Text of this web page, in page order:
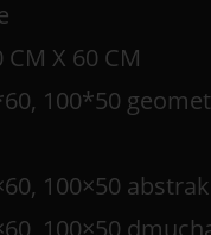
CM X 60 CM
100*50
100×50